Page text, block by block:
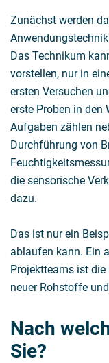
Zunächst werden
Das Technikum
vorstellen, nur in
ersten Versuchen
erste Proben in den
Aufgaben zählen
Durchführung von
die sensorische
dazu.
Das ist nur ein
ablaufen kann. Ein
Projektteams ist die
neuer Rohstoffe
Nach
Sie?